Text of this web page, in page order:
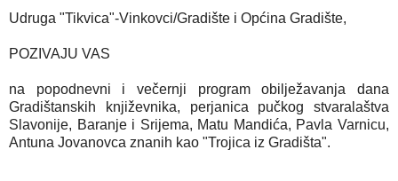
Udruga "Tikvica"-Vinkovci/Gradište i Općina Gradište,
POZIVAJU VAS
na popodnevni i večernji program obilježavanja dana
Gradištanskih književnika, perjanica pučkog stvaralaštva
Slavonije, Baranje i Srijema, Matu Mandića, Pavla Varnicu,
Antuna Jovanovca znanih kao "Trojica iz Gradišta".